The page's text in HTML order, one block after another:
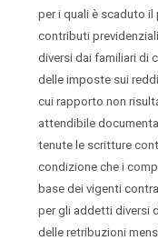
per i quali è scaduto il
contributi
diversi dai familiari di
delle imposte sui
cui rapporto non
attendibile
tenute le scritture
condizione che i
base dei vigenti
per gli addetti diversi
delle retribuzioni